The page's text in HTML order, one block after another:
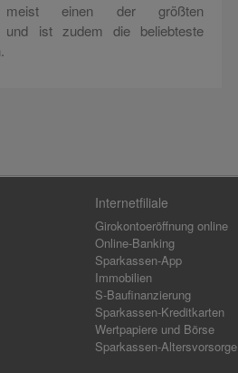
einen der größten
und ist zudem die beliebteste
Internetfiliale
Girokontoeröffnung online
Online-Banking
Sparkassen-App
Immobilien
S-Baufinanzierung
Sparkassen-Kreditkarten
Wertpapiere und Börse
Sparkassen-Altersvorsorge